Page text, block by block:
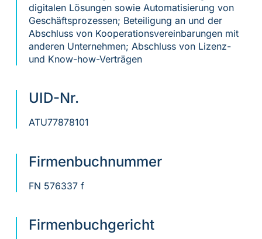
digitalen Lösungen sowie Automatisierung von
Geschäftsprozessen; Beteiligung an und der
Abschluss von Kooperationsvereinbarungen mit
anderen Unternehmen; Abschluss von Lizenz-
und Know-how-Verträgen
UID-Nr.
ATU77878101
Firmenbuchnummer
FN 576337 f
Firmenbuchgericht